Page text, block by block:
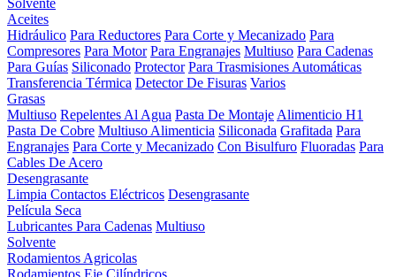
Solvente
Aceites
Hidráulico Para Reductores Para Corte y Mecanizado Para
Compresores Para Motor Para Engranajes Multiuso Para Cadenas
Para Guías Siliconado Protector Para Trasmisiones Automáticas
Transferencia Térmica Detector De Fisuras Varios
Grasas
Multiuso Repelentes Al Agua Pasta De Montaje Alimenticio H1
Pasta De Cobre Multiuso Alimenticia Siliconada Grafitada Para
Engranajes Para Corte y Mecanizado Con Bisulfuro Fluoradas Para
Cables De Acero
Desengrasante
Limpia Contactos Eléctricos Desengrasante
Película Seca
Lubricantes Para Cadenas Multiuso
Solvente
Rodamientos Agricolas
Rodamientos Eje Cilíndricos